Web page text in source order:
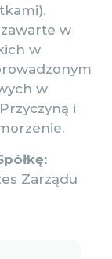
w
w
w
i
Zarządu